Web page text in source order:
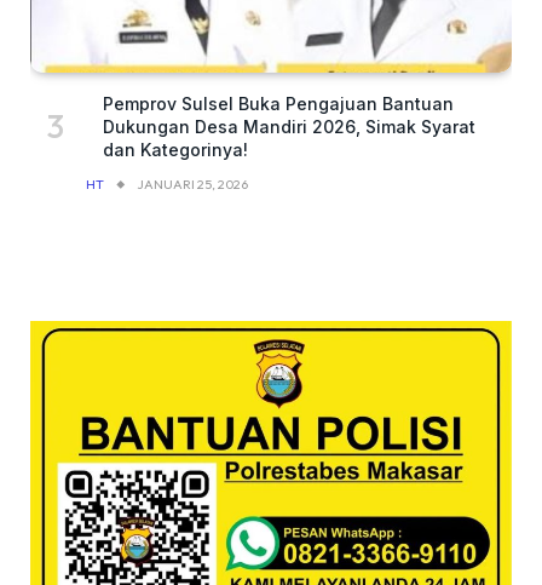
Pemprov Sulsel Buka Pengajuan Bantuan
Dukungan Desa Mandiri 2026, Simak Syarat
dan Kategorinya!
HT JANUARI 25, 2026